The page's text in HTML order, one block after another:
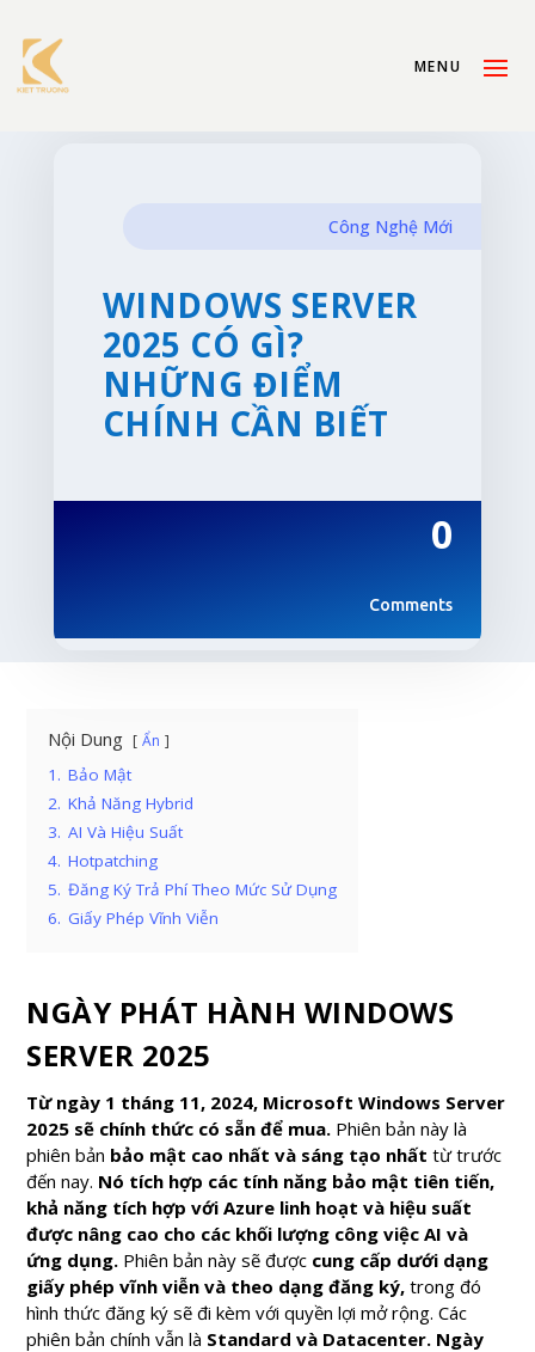
Công Nghệ Mới
WINDOWS SERVER
2025 CÓ GÌ?
NHỮNG ĐIỂM
CHÍNH CẦN BIẾT
0
Comments
Nội Dung Ẩn
1. Bảo Mật
2. Khả Năng Hybrid
3. AI Và Hiệu Suất
4. Hotpatching
5. Đăng Ký Trả Phí Theo Mức Sử Dụng
6. Giấy Phép Vĩnh Viễn
NGÀY PHÁT HÀNH WINDOWS
SERVER 2025
Từ ngày 1 tháng 11, 2024, Microsoft Windows Server
2025 sẽ chính thức có sẵn để mua. Phiên bản này là
phiên bản bảo mật cao nhất và sáng tạo nhất từ trước
đến nay. Nó tích hợp các tính năng bảo mật tiên tiến,
khả năng tích hợp với Azure linh hoạt và hiệu suất
được nâng cao cho các khối lượng công việc AI và
ứng dụng. Phiên bản này sẽ được cung cấp dưới dạng
giấy phép vĩnh viễn và theo dạng đăng ký, trong đó
hình thức đăng ký sẽ đi kèm với quyền lợi mở rộng. Các
phiên bản chính vẫn là Standard và Datacenter. Ngày